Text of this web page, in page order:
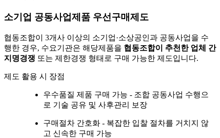
소기업 공동사업제품 우선구매제도
협동조합이 3개사 이상의 소기업·소상공인과 공동사업을 수
행한 경우, 수요기관은 해당제품을 협동조합이 추천한 업체 간
지명경쟁 또는 제한경쟁 형태로 구매 가능한 제도입니다.
제도 활용 시 장점
우수품질 제품 구매 가능 - 조합 공동사업 수행으
로 기술 공유 및 사후관리 보장
구매절차 간호화 - 복잡한 입찰 절차를 거치지 않
고 신속한 구매 가능